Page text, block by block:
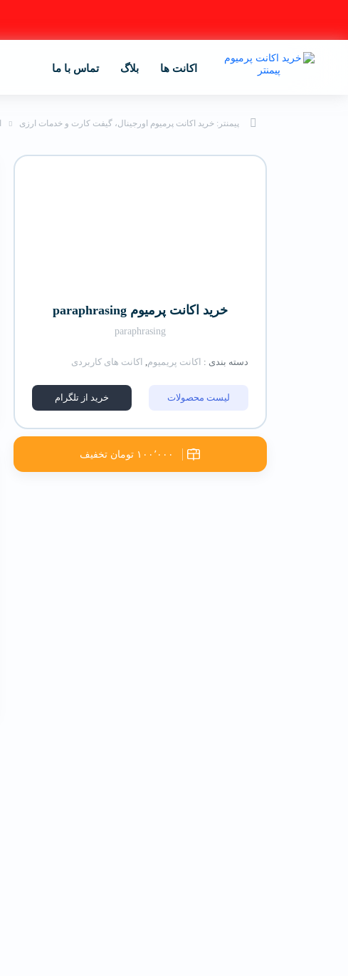
اکانت ها بلاگ تماس با ما
پیمنتر: خرید اکانت پرمیوم اورجینال، گیفت کارت و خدمات ارزی
خرید اکانت پرمیوم paraphrasing
paraphrasing
دسته بندی : اکانت پریمیوم, اکانت های کاربردی
لیست محصولات خرید از تلگرام
۱۰۰٬۰۰۰ تومان تخفیف